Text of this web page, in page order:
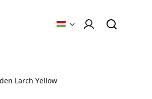
Larch Yellow